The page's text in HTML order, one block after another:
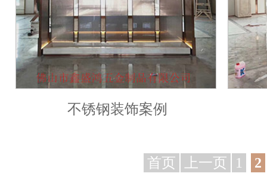
不锈钢装饰案例
首页 上一页 1 2